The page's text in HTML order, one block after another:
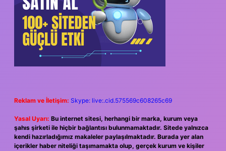
Reklam ve İletişim: Skype: live:.cid.575569c608265c69
Yasal Uyarı: Bu internet sitesi, herhangi bir marka, kurum veya
şahıs şirketi ile hiçbir bağlantısı bulunmamaktadır. Sitede yalnızca
kendi hazırladığımız makaleler paylaşılmaktadır. Burada yer alan
içerikler haber niteliği taşımamakta olup, gerçek kurum ve kişiler